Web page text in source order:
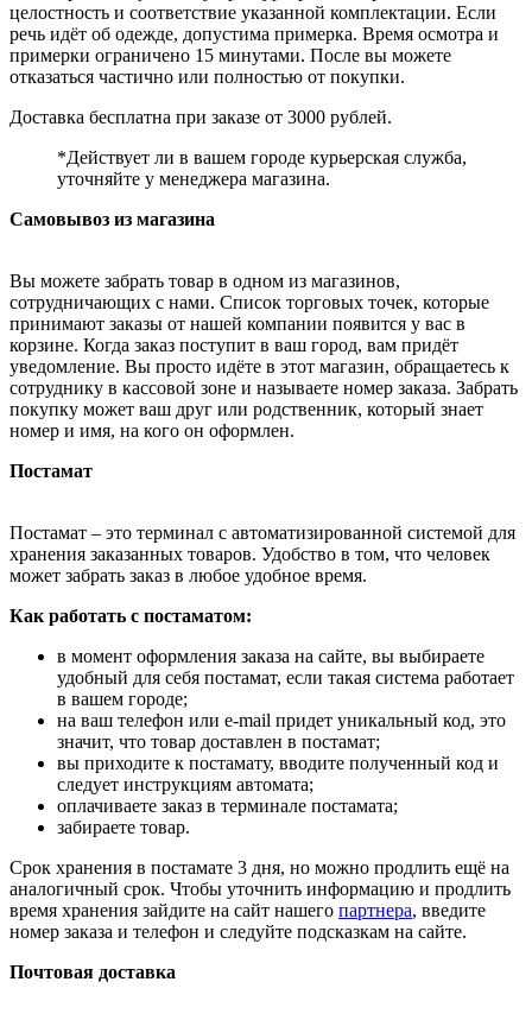
целостность и соответствие указанной комплектации. Если
речь идёт об одежде, допустима примерка. Время осмотра и
примерки ограничено 15 минутами. После вы можете
отказаться частично или полностью от покупки.
Доставка бесплатна при заказе от 3000 рублей.
*Действует ли в вашем городе курьерская служба,
уточняйте у менеджера магазина.
Самовывоз из магазина
Вы можете забрать товар в одном из магазинов,
сотрудничающих с нами. Список торговых точек, которые
принимают заказы от нашей компании появится у вас в
корзине. Когда заказ поступит в ваш город, вам придёт
уведомление. Вы просто идёте в этот магазин, обращаетесь к
сотруднику в кассовой зоне и называете номер заказа. Забрать
покупку может ваш друг или родственник, который знает
номер и имя, на кого он оформлен.
Постамат
Постамат – это терминал с автоматизированной системой для
хранения заказанных товаров. Удобство в том, что человек
может забрать заказ в любое удобное время.
Как работать с постаматом:
в момент оформления заказа на сайте, вы выбираете
удобный для себя постамат, если такая система работает
в вашем городе;
на ваш телефон или e-mail придет уникальный код, это
значит, что товар доставлен в постамат;
вы приходите к постамату, вводите полученный код и
следует инструкциям автомата;
оплачиваете заказ в терминале постамата;
забираете товар.
Срок хранения в постамате 3 дня, но можно продлить ещё на
аналогичный срок. Чтобы уточнить информацию и продлить
время хранения зайдите на сайт нашего партнера, введите
номер заказа и телефон и следуйте подсказкам на сайте.
Почтовая доставка